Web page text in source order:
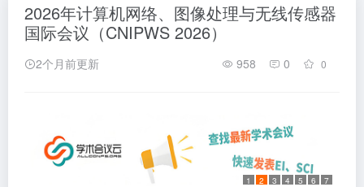
2026年计算机网络、图像处理与无线传感器
国际会议（CNIPWS 2026）
2个月前更新 958 0 0
1 2 3 4 5 6 7